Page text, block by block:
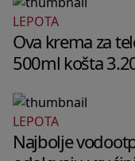
LEPOTA
Ova krema za
500ml košta
LEPOTA
Najbolje